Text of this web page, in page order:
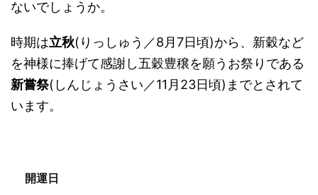
ないでしょうか。
時期は立秋(りっしゅう／8月7日頃)から、新穀など
を神様に捧げて感謝し五穀豊穣を願うお祭りである
新嘗祭(しんじょうさい／11月23日頃)までとされて
います。
開運日